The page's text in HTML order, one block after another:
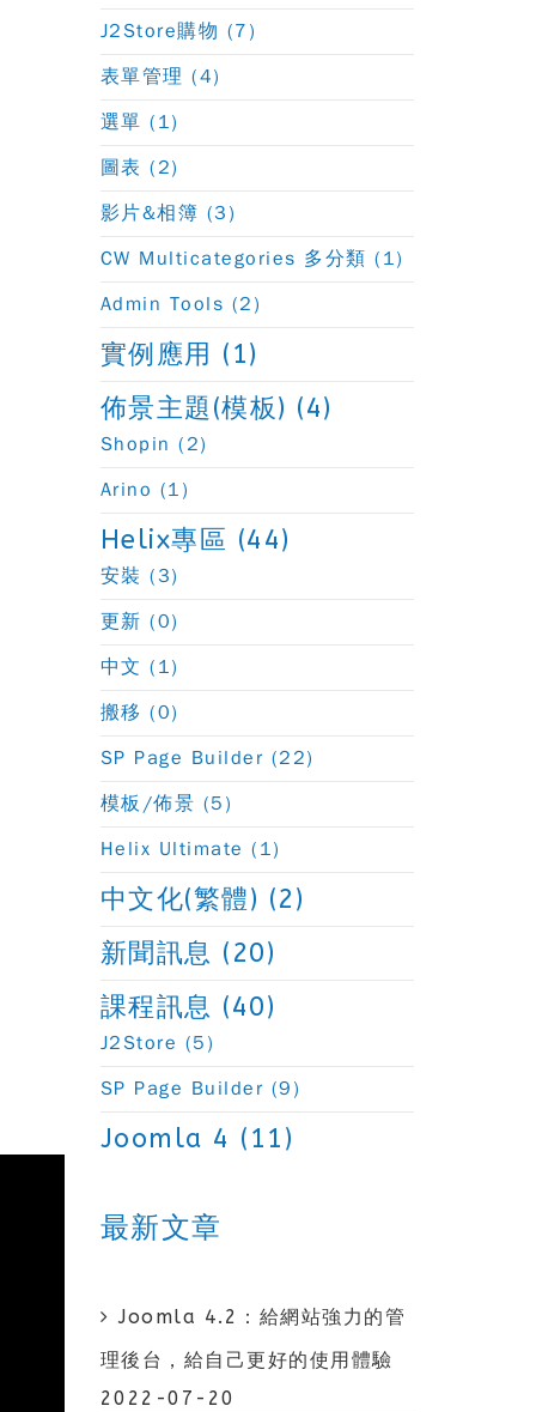
J2Store購物 (7)
表單管理 (4)
選單 (1)
圖表 (2)
影片&相簿 (3)
CW Multicategories 多分類 (1)
Admin Tools (2)
實例應用 (1)
佈景主題(模板) (4)
Shopin (2)
Arino (1)
Helix專區 (44)
安裝 (3)
更新 (0)
中文 (1)
搬移 (0)
SP Page Builder (22)
模板/佈景 (5)
Helix Ultimate (1)
中文化(繁體) (2)
新聞訊息 (20)
課程訊息 (40)
J2Store (5)
SP Page Builder (9)
Joomla 4 (11)
最新文章
Joomla 4.2：給網站強力的管
理後台，給自己更好的使用體驗
2022-07-20